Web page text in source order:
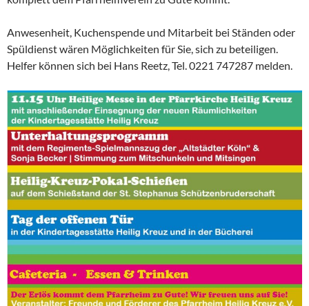
Anwesenheit, Kuchenspende und Mitarbeit bei Ständen oder
Spüldienst wären Möglichkeiten für Sie, sich zu beteiligen.
Helfer können sich bei Hans Reetz, Tel. 0221 747287 melden.